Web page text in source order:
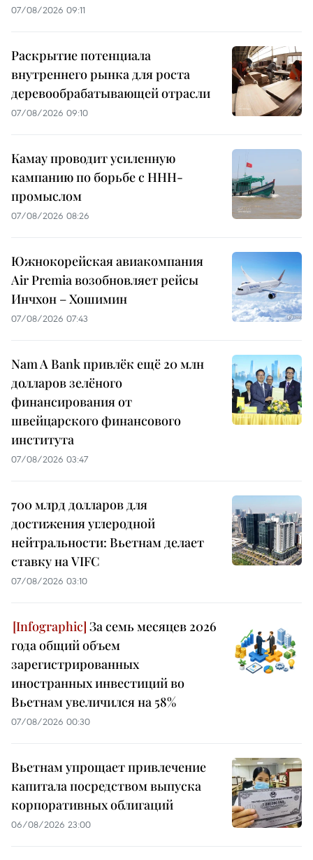
07/08/2026 09:11
Раскрытие потенциала
внутреннего рынка для роста
деревообрабатывающей отрасли
07/08/2026 09:10
Камау проводит усиленную
кампанию по борьбе с ННН-
промыслом
07/08/2026 08:26
Южнокорейская авиакомпания
Air Premia возобновляет рейсы
Инчхон – Хошимин
07/08/2026 07:43
Nam A Bank привлёк ещё 20 млн
долларов зелёного
финансирования от
швейцарского финансового
института
07/08/2026 03:47
700 млрд долларов для
достижения углеродной
нейтральности: Вьетнам делает
ставку на VIFC
07/08/2026 03:10
За семь месяцев 2026
года общий объем
зарегистрированных
иностранных инвестиций во
Вьетнам увеличился на 58%
07/08/2026 00:30
Вьетнам упрощает привлечение
капитала посредством выпуска
корпоративных облигаций
06/08/2026 23:00